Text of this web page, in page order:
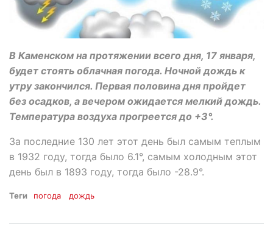
В Каменском на протяжении всего дня, 17 января,
будет стоять облачная погода. Ночной дождь к
утру закончился. Первая половина дня пройдет
без осадков, а вечером ожидается мелкий дождь.
Температура воздуха прогреется до +3°.
За последние 130 лет этот день был самым теплым
в 1932 году, тогда было 6.1°, самым холодным этот
день был в 1893 году, тогда было -28.9°.
Теги погода дождь